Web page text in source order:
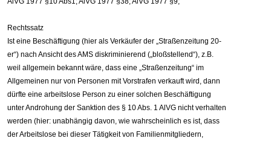
Rechtssatz
Ist eine Beschäftigung (hier als Verkäufer der „Straßenzeitung 20-
er“) nach Ansicht des AMS diskriminierend („bloßstellend“), z.B.
weil allgemein bekannt wäre, dass eine „Straßenzeitung“ im
Allgemeinen nur von Personen mit Vorstrafen verkauft wird, dann
dürfte eine arbeitslose Person zu einer solchen Beschäftigung
unter Androhung der Sanktion des § 10 Abs. 1 AlVG nicht verhalten
werden (hier: unabhängig davon, wie wahrscheinlich es ist, dass
der Arbeitslose bei dieser Tätigkeit von Familienmitgliedern,